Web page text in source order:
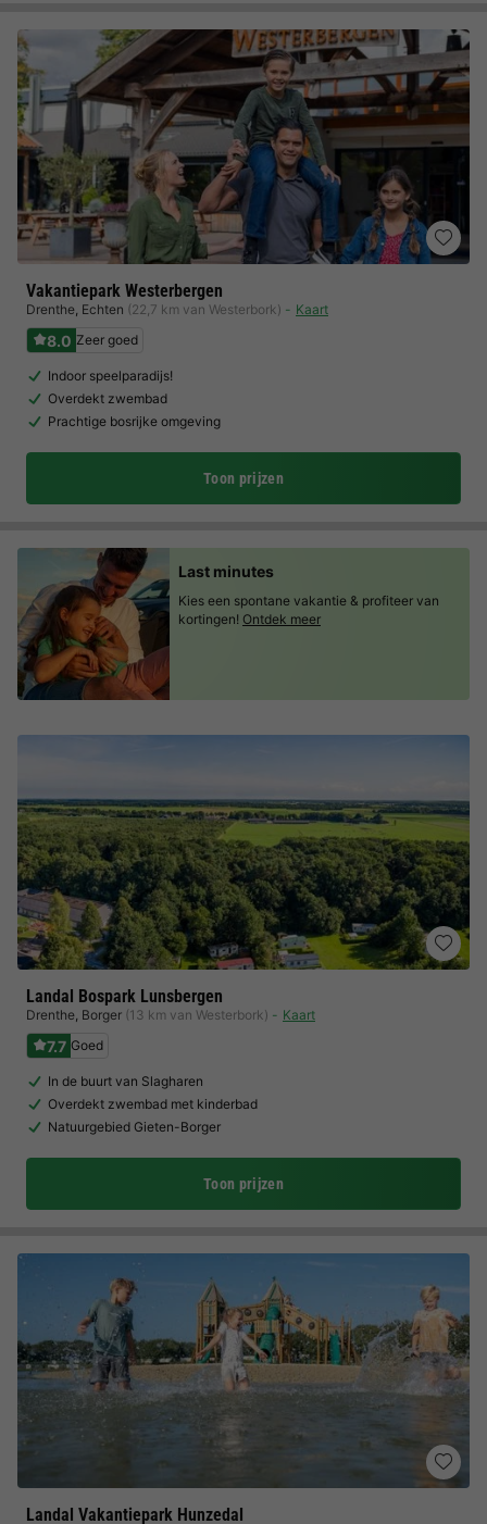
Vakantiepark Westerbergen
Drenthe, Echten (22,7 km van Westerbork) Kaart
8.0 Zeer goed
Indoor speelparadijs!
Overdekt zwembad
Prachtige bosrijke omgeving
Toon prijzen
Landal Bospark Lunsbergen
Drenthe, Borger (13 km van Westerbork) Kaart
7.7 Goed
In de buurt van Slagharen
Overdekt zwembad met kinderbad
Natuurgebied Gieten-Borger
Toon prijzen
Landal Vakantiepark Hunzedal
Last minutes
Kies een spontane vakantie & profiteer van
kortingen! Ontdek meer